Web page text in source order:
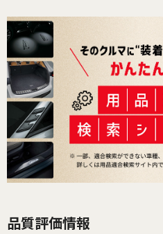
品質評価情報